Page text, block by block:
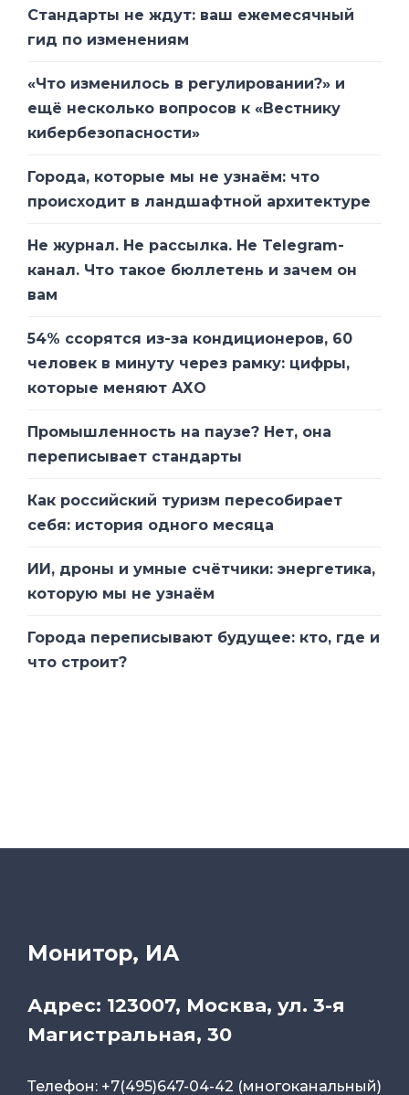
Стандарты не ждут: ваш ежемесячный
гид по изменениям
«Что изменилось в регулировании?» и
ещё несколько вопросов к «Вестнику
кибербезопасности»
Города, которые мы не узнаём: что
происходит в ландшафтной архитектуре
Не журнал. Не рассылка. Не Telegram-
канал. Что такое бюллетень и зачем он
вам
54% ссорятся из-за кондиционеров, 60
человек в минуту через рамку: цифры,
которые меняют АХО
Промышленность на паузе? Нет, она
переписывает стандарты
Как российский туризм пересобирает
себя: история одного месяца
ИИ, дроны и умные счётчики: энергетика,
которую мы не узнаём
Города переписывают будущее: кто, где и
что строит?
Монитор, ИА
Адрес: 123007, Москва, ул. 3-я
Магистральная, 30
Телефон: +7(495)647-04-42 (многоканальный)